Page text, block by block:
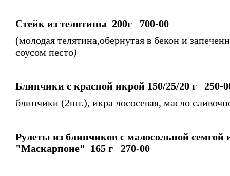
Стейк из телятины 200г 700-00
(молодая телятина,обернутая в бекон и
соусом песто)
Блинчики с красной икрой 150/25/20 г 250-
блинчики (2шт.), икра лососевая, масло
Рулеты из блинчиков с малосольной семгой
"Маскарпоне" 165 г 270-00